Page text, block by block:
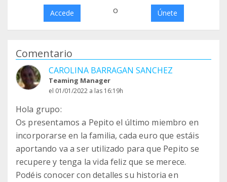
Accede o Únete
Comentario
CAROLINA BARRAGAN SANCHEZ
Teaming Manager
el 01/01/2022 a las 16:19h
Hola grupo:
Os presentamos a Pepito el último miembro en
incorporarse en la familia, cada euro que estáis
aportando va a ser utilizado para que Pepito se
recupere y tenga la vida feliz que se merece.
Podéis conocer con detalles su historia en